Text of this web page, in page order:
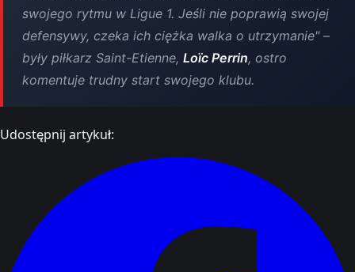
swojego rytmu w Ligue 1. Jeśli nie poprawią swojej
defensywy, czeka ich ciężka walka o utrzymanie" –
były piłkarz Saint-Etienne, Loïc Perrin, ostro
komentuje trudny start swojego klubu.
Udostępnij artykuł: